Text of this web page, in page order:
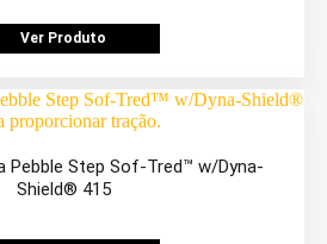
Ver Produto
Pebble Step Sof-Tred™ w/Dyna-
Shield® 415